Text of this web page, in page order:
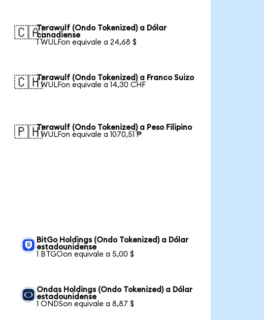
🇨🇦Terawulf (Ondo Tokenized) a Dólar
canadiense
1 WULFon equivale a 24,68 $
🇨🇭Terawulf (Ondo Tokenized) a Franco Suizo
1 WULFon equivale a 14,30 CHF
🇵🇭Terawulf (Ondo Tokenized) a Peso Filipino
1 WULFon equivale a 1070,51 ₱
BitGo Holdings (Ondo Tokenized) a Dólar
estadounidense
1 BTGOon equivale a 5,00 $
Ondas Holdings (Ondo Tokenized) a Dólar
estadounidense
1 ONDSon equivale a 8,87 $